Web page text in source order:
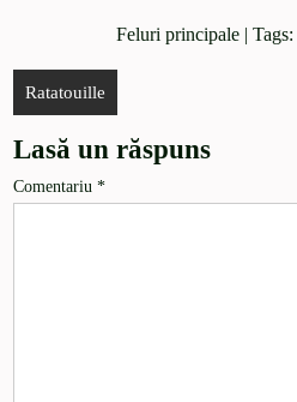
Feluri principale| Tags:
Ratatouille
Lasă un răspuns
Comentariu*